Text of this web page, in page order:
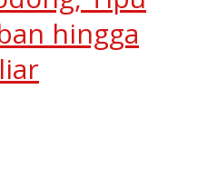
hingga